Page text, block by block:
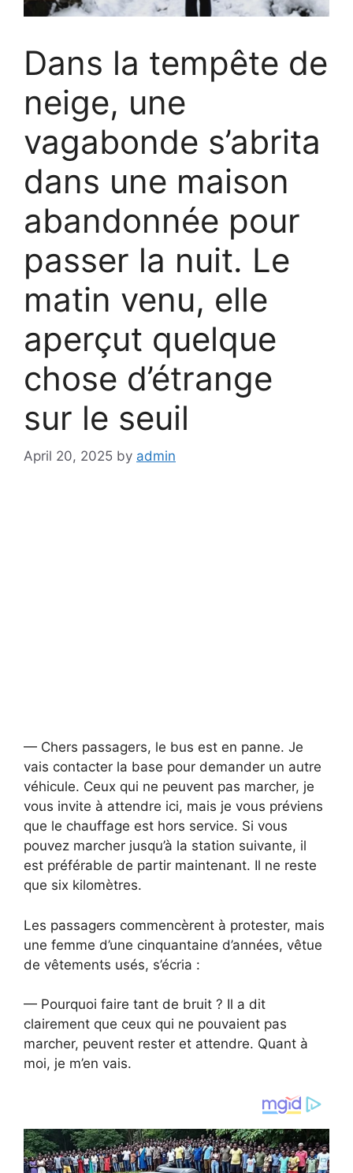
Dans la tempête de
neige, une
vagabonde s’abrita
dans une maison
abandonnée pour
passer la nuit. Le
matin venu, elle
aperçut quelque
chose d’étrange
sur le seuil
April 20, 2025 by admin
— Chers passagers, le bus est en panne. Je
vais contacter la base pour demander un autre
véhicule. Ceux qui ne peuvent pas marcher, je
vous invite à attendre ici, mais je vous préviens
que le chauffage est hors service. Si vous
pouvez marcher jusqu’à la station suivante, il
est préférable de partir maintenant. Il ne reste
que six kilomètres.
Les passagers commencèrent à protester, mais
une femme d’une cinquantaine d’années, vêtue
de vêtements usés, s’écria :
— Pourquoi faire tant de bruit ? Il a dit
clairement que ceux qui ne pouvaient pas
marcher, peuvent rester et attendre. Quant à
moi, je m’en vais.